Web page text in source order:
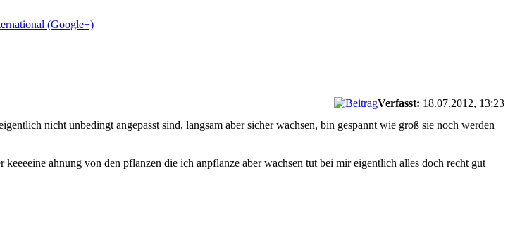
(Google+)
Verfasst: 18.07.2012, 13:23
nicht unbedingt angepasst sind, langsam aber sicher wachsen, bin gespannt wie groß sie noch werden
ahnung von den pflanzen die ich anpflanze aber wachsen tut bei mir eigentlich alles doch recht gut